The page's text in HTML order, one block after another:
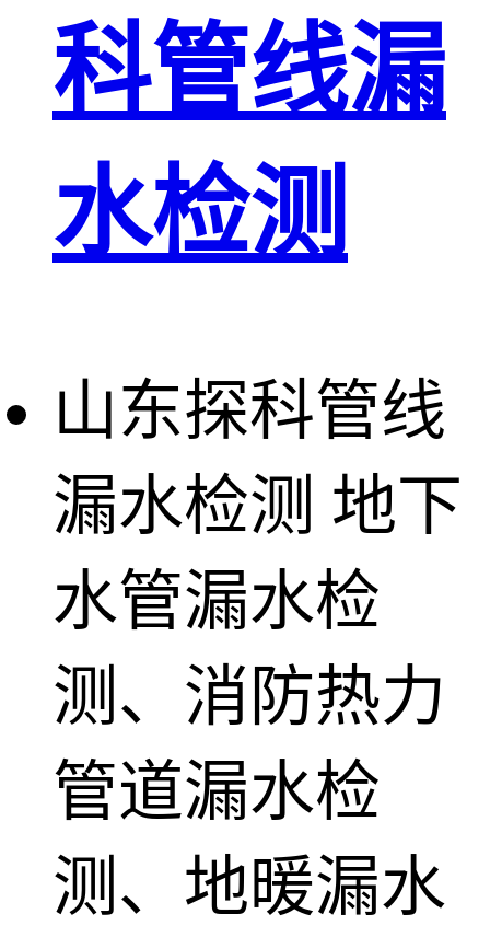
科管线漏
水检测
山东探科管线
漏水检测 地下
水管漏水检
测、消防热力
管道漏水检
测、地暖漏水